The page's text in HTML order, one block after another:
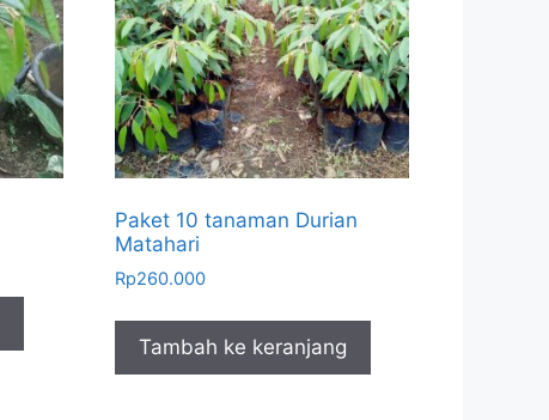
Paket 10 tanaman Durian
Matahari
Rp260.000
Tambah ke keranjang